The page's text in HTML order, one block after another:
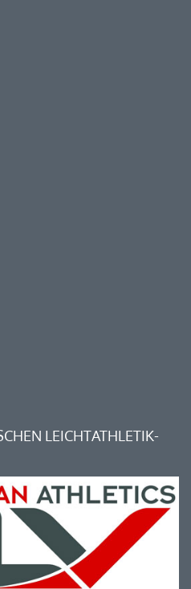
LEICHTATHLETIK-